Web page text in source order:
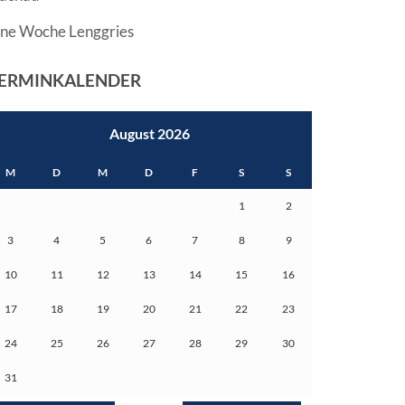
Woche Lenggries
August 2026
M D M D F S S
1 2
3 4 5 6 7 8 9
10 11 12 13 14 15 16
17 18 19 20 21 22 23
24 25 26 27 28 29 30
31